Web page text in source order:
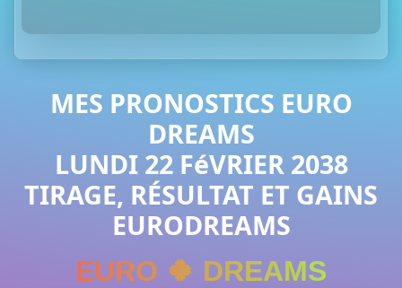
MES PRONOSTICS EURO
DREAMS
LUNDI 22 FéVRIER 2038
TIRAGE, RÉSULTAT ET GAINS
EURODREAMS
EURO 🍀 DREAMS